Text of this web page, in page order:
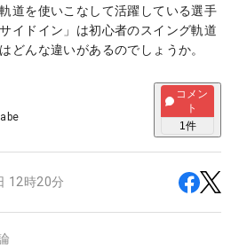
道を使いこなして活躍している選手
イドイン」は初心者のスイング軌道
どんな違いがあるのでしょうか。
コメン
ト
1件
12時20分